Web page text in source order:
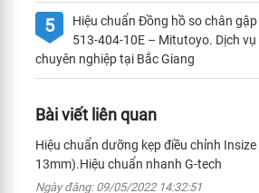
5
Hiệu chuẩn Đồng hồ so chân
513-404-10E – Mitutoyo. Dịch
chuyên nghiệp tại Bắc Giang
Bài viết liên quan
Hiệu chuẩn dưỡng kẹp điều chỉnh
13mm).Hiệu chuẩn nhanh G-tech
Ngày đăng: 09/05/2022 14:32:51